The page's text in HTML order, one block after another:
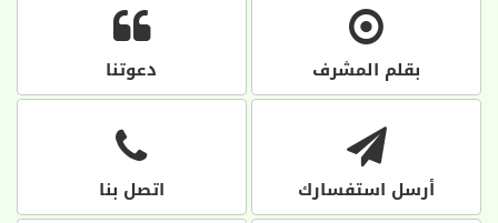
بقلم المشرف دعوتنا
أرسل استفسارك اتصل بنا